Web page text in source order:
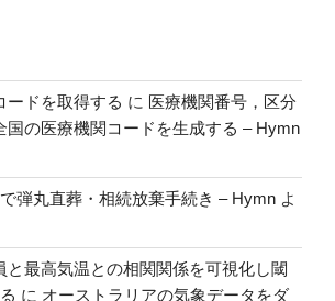
ードを取得する に 医療機関番号，区分
国の医療機関コードを生成する – Hymn
弾丸直葬・相続放棄手続き – Hymn よ
と最高気温との相関関係を可視化し閾
に オーストラリアの気象データをダ